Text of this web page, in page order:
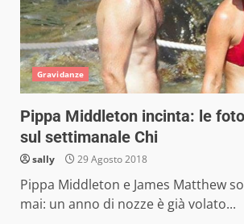
Gravidanze
Pippa Middleton incinta: le
sul settimanale Chi
sally 29 Agosto 2018
Pippa Middleton e James Matthew
mai: un anno di nozze è già volato...